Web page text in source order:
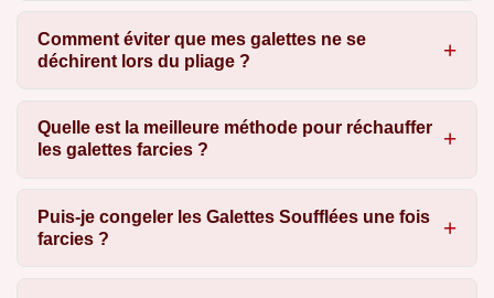
Comment éviter que mes galettes ne se
déchirent lors du pliage ?
Quelle est la meilleure méthode pour réchauffer
les galettes farcies ?
Puis-je congeler les Galettes Soufflées une fois
farcies ?